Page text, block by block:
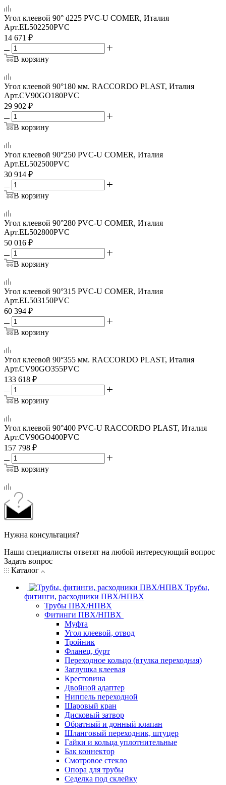
Угол клеевой 90° d225 PVC-U COMER, Италия
Арт.EL502250PVC
14 671 ₽
В корзину
Угол клеевой 90°180 мм. RACCORDO PLAST, Италия
Арт.CV90GO180PVC
29 902 ₽
В корзину
Угол клеевой 90°250 PVC-U COMER, Италия
Арт.EL502500PVC
30 914 ₽
В корзину
Угол клеевой 90°280 PVC-U COMER, Италия
Арт.EL502800PVC
50 016 ₽
В корзину
Угол клеевой 90°315 PVC-U COMER, Италия
Арт.EL503150PVC
60 394 ₽
В корзину
Угол клеевой 90°355 мм. RACCORDO PLAST, Италия
Арт.CV90GO355PVC
133 618 ₽
В корзину
Угол клеевой 90°400 PVC-U RACCORDO PLAST, Италия
Арт.CV90GO400PVC
157 798 ₽
В корзину
Нужна консультация?
Наши специалисты ответят на любой интересующий вопрос
Задать вопрос
Каталог
Трубы,
фитинги, расходники ПВХ/НПВХ
Трубы ПВХ/НПВХ
Фитинги ПВХ/НПВХ
Муфта
Угол клеевой, отвод
Тройник
Фланец, бурт
Переходное кольцо (втулка переходная)
Заглушка клеевая
Крестовина
Двойной адаптер
Ниппель переходной
Шаровый кран
Дисковый затвор
Обратный и донный клапан
Шланговый переходник, штуцер
Гайки и кольца уплотнительные
Бак коннектор
Смотровое стекло
Опора для трубы
Седелка под склейку